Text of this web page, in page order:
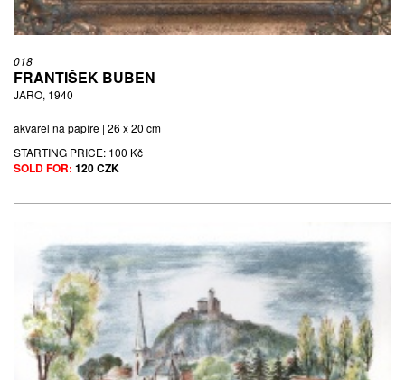
018
FRANTIŠEK BUBEN
JARO, 1940
akvarel na papíře | 26 x 20 cm
STARTING PRICE: 100 Kč
SOLD FOR: 120 CZK